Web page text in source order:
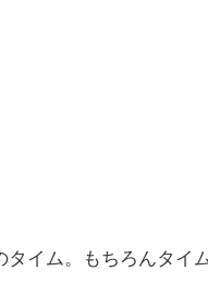
イム。もちろんタイ